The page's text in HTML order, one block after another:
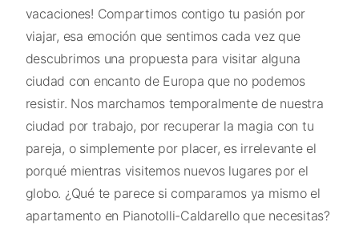
vacaciones! Compartimos contigo tu pasión por
viajar, esa emoción que sentimos cada vez que
descubrimos una propuesta para visitar alguna
ciudad con encanto de Europa que no podemos
resistir. Nos marchamos temporalmente de nuestra
ciudad por trabajo, por recuperar la magia con tu
pareja, o simplemente por placer, es irrelevante el
porqué mientras visitemos nuevos lugares por el
globo. ¿Qué te parece si comparamos ya mismo el
apartamento en Pianotolli-Caldarello que necesitas?